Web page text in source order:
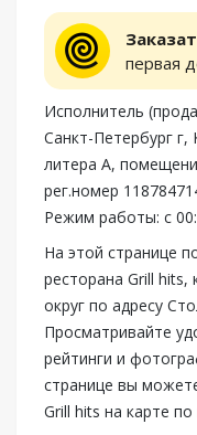
первая
Исполнитель
Санкт-Петербург
литера А,
рег.номер
Режим работы: с
На этой странице
ресторана Grill hits,
округ по адресу
Просматривайте
рейтинги и
странице вы
Grill hits на карте